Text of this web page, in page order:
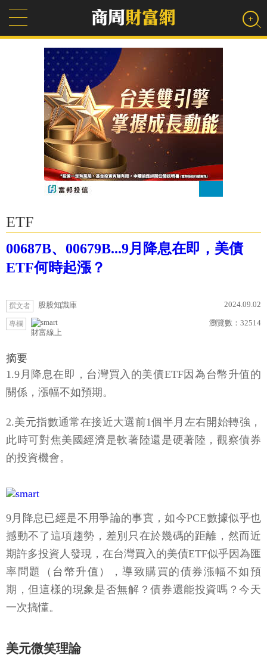
ETF
00687B、00679B...9月降息在即，美債
ETF何時起漲？
撰文者 股股知識庫 2024.09.02
專欄
財富線上
瀏覽數： 32514
摘要
1.9月降息在即，台灣買入的美債ETF因為台幣升值的
關係，漲幅不如預期。
2.美元指數通常在接近大選前1個半月左右開始轉強，
此時可對焦美國經濟是軟著陸還是硬著陸，觀察債券
的投資機會。
9月降息已經是不用爭論的事實，如今PCE數據似乎也
撼動不了這項趨勢，差別只在於幾碼的距離，然而近
期許多投資人發現，在台灣買入的美債ETF似乎因為匯
率問題（台幣升值），導致購買的債券漲幅不如預
期，但這樣的現象是否無解？債券還能投資嗎？今天
一次搞懂。
美元微笑理論